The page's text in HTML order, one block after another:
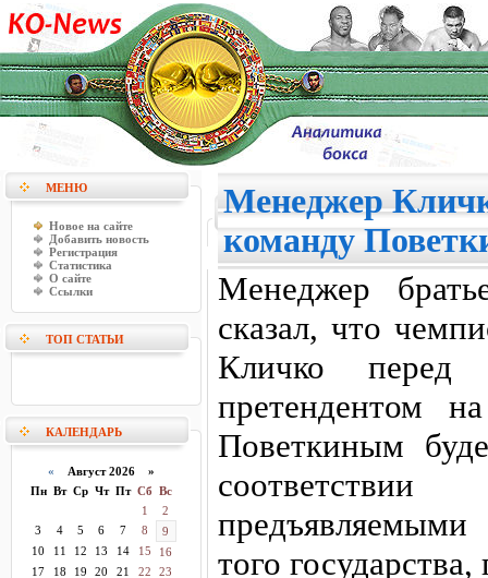
МЕНЮ
Новое на сайте
Добавить новость
Регистрация
Статистика
О сайте
Ссылки
ТОП СТАТЬИ
КАЛЕНДАРЬ
« Август 2026 »
Пн Вт Ср Чт Пт Сб Вс
1
2
3
4 5 6 7 8
9
10
11 12 13 14 15
16
17
18 19 20 21 22
23
Менеджер
команду
Менеджер
сказал, что
Кличко перед
претендентом
Поветкиным
предъявляемыми
того